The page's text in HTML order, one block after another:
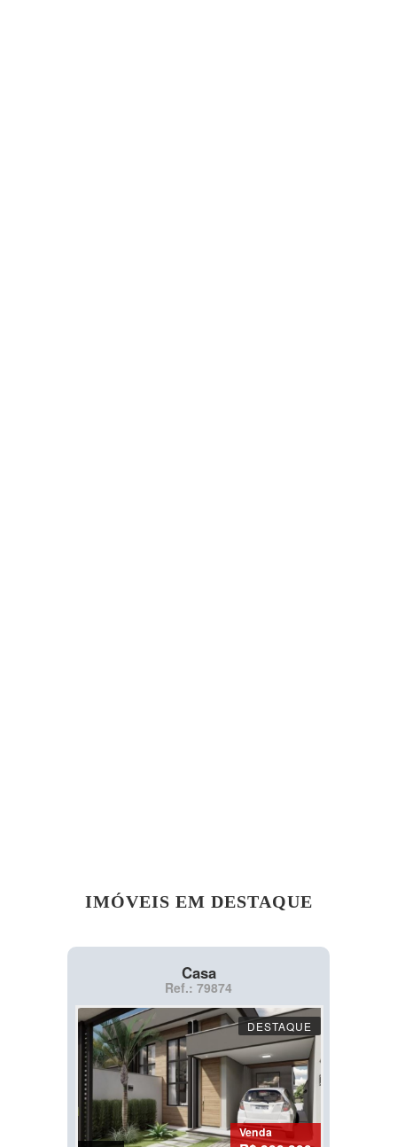
IMÓVEIS EM DESTAQUE
Casa
Ref.: 79874
DESTAQUE
Venda